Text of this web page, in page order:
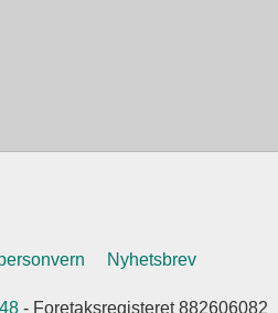
Nyhetsbrev
- Foretaksregisteret 882606082